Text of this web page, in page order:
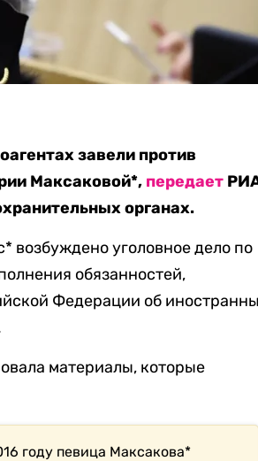
завели против
Максаковой*, передает
органах.
возбуждено уголовное дело по
обязанностей,
Федерации об
материалы, которые
году певица Максакова*